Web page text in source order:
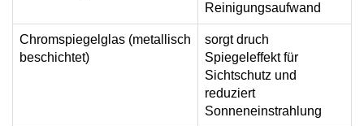
Reinigungsaufwand
Chromspiegelglas (metallisch
beschichtet)
sorgt druch
Spiegeleffekt für
Sichtschutz und
reduziert
Sonneneinstrahlung